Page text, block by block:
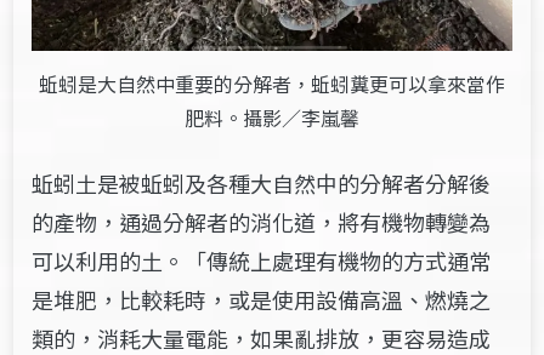
蚯蚓是大自然中重要的分解者，蚯蚓糞更可以拿來當作
肥料。攝影／李嵐馨
蚯蚓土是被蚯蚓及各種大自然中的分解者分解後
的產物，通過分解者的消化道，將有機物轉變為
可以利用的土。「傳統上處理有機物的方式通常
是堆肥，比較耗時，或是使用設備高溫、燃燒之
類的，消耗大量電能，如果亂排放，更容易造成